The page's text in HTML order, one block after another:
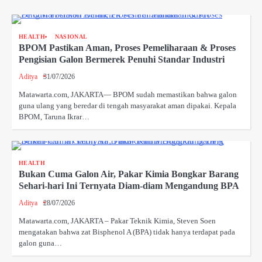
HEALTH NASIONAL
BPOM Pastikan Aman, Proses Pemeliharaan & Proses
Pengisian Galon Bermerek Penuhi Standar Industri
Aditya 31/07/2026
Matawarta.com, JAKARTA— BPOM sudah memastikan bahwa galon
guna ulang yang beredar di tengah masyarakat aman dipakai. Kepala
BPOM, Taruna Ikrar…
HEALTH
Bukan Cuma Galon Air, Pakar Kimia Bongkar Barang
Sehari-hari Ini Ternyata Diam-diam Mengandung BPA
Aditya 28/07/2026
Matawarta.com, JAKARTA – Pakar Teknik Kimia, Steven Soen
mengatakan bahwa zat Bisphenol A (BPA) tidak hanya terdapat pada
galon guna…